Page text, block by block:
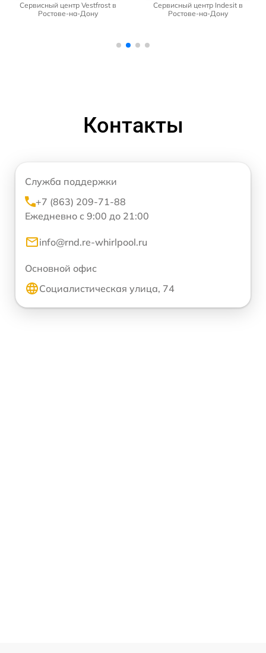
Сервисный центр Vestfrost в
Ростове-на-Дону
Сервисный центр Indesit в
Ростове-на-Дону
Контакты
Служба поддержки
+7 (863) 209-71-88
Ежедневно с 9:00 до 21:00
info@rnd.re-whirlpool.ru
Основной офис
Социалистическая улица, 74